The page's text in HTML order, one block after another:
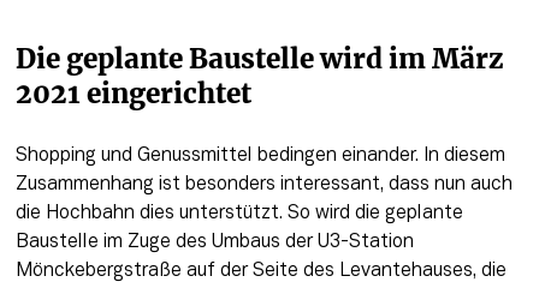
Die geplante Baustelle wird im März
2021 eingerichtet
Shopping und Genussmittel bedingen einander. In diesem
Zusammenhang ist besonders interessant, dass nun auch
die Hochbahn dies unterstützt. So wird die geplante
Baustelle im Zuge des Umbaus der U3-Station
Mönckebergstraße auf der Seite des Levantehauses, die